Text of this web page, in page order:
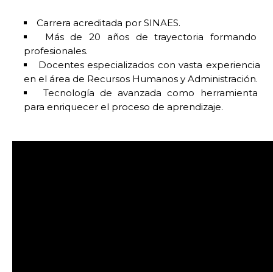
Carrera acreditada por SINAES.
Más de 20 años de trayectoria formando
profesionales.
Docentes especializados con vasta experiencia
en el área de Recursos Humanos y Administración.
Tecnología de avanzada como herramienta
para enriquecer el proceso de aprendizaje.